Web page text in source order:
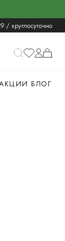
/ круглосуточно
БЛОГ